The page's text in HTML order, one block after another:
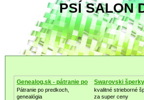
PSÍ SALON
Genealog.sk - pátranie po
Pátranie po predkoch,
genealógia
Swarovski šperky
kvalitné strieborné
za super ceny